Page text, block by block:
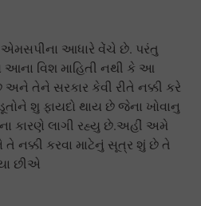
એમસપીના આધારે વેંચે છે. પરંતુ
વિશ માહિતી નથી કે આ
અને તેને સરકાર કેવી રીતે નક્કી કરે
શુ ફાયદો થાય છે જેના ખોવાનુ
કારણે લાગી રહ્યુ છે.અહીં અમે
નક્કી કરવા માટેનું સૂત્ર શું છે તે
છીએ